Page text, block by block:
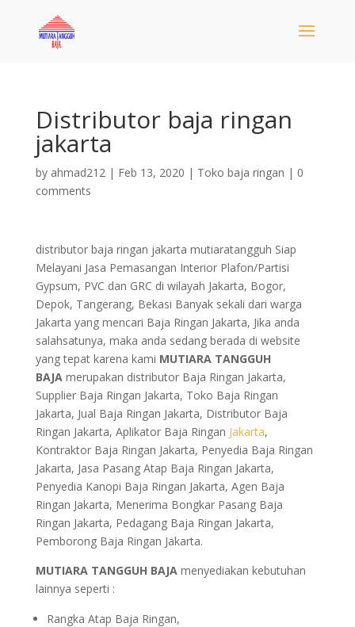
Distributor baja ringan
jakarta
by ahmad212| Feb 13, 2020 | Toko baja ringan | 0
comments
distributor baja ringan jakarta mutiaratangguh Siap
Melayani Jasa Pemasangan Interior Plafon/Partisi
Gypsum, PVC dan GRC di wilayah Jakarta, Bogor,
Depok, Tangerang, Bekasi Banyak sekali dari warga
Jakarta yang mencari Baja Ringan Jakarta, Jika anda
salahsatunya, maka anda sedang berada di website
yang tepat karena kami MUTIARA TANGGUH
BAJAmerupakan distributor Baja Ringan Jakarta,
Supplier Baja Ringan Jakarta, Toko Baja Ringan
Jakarta, Jual Baja Ringan Jakarta, Distributor Baja
Ringan Jakarta, Aplikator Baja Ringan Jakarta,
Kontraktor Baja Ringan Jakarta, Penyedia Baja Ringan
Jakarta, Jasa Pasang Atap Baja Ringan Jakarta,
Penyedia Kanopi Baja Ringan Jakarta, Agen Baja
Ringan Jakarta, Menerima Bongkar Pasang Baja
Ringan Jakarta, Pedagang Baja Ringan Jakarta,
Pemborong Baja Ringan Jakarta.
MUTIARA TANGGUH BAJA menyediakan kebutuhan
lainnya seperti :
Rangka Atap Baja Ringan,